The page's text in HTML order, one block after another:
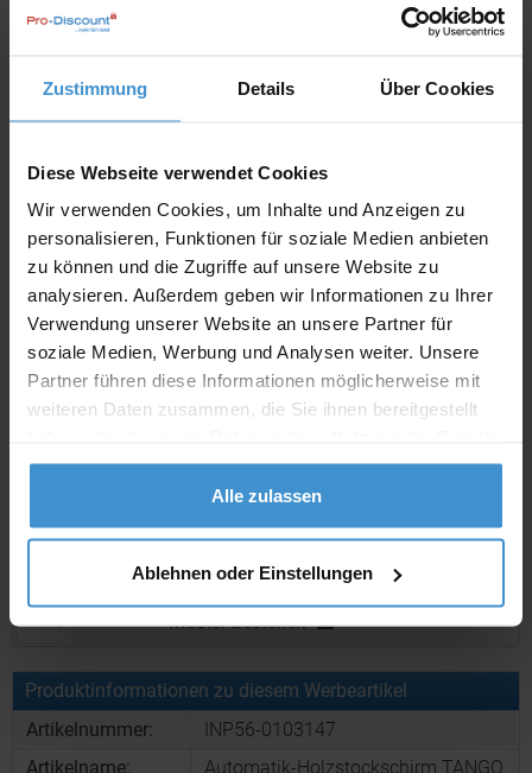
Zustimmung Details Über Cookies
Diese Webseite verwendet Cookies
Wir verwenden Cookies, um Inhalte und Anzeigen zu
personalisieren, Funktionen für soziale Medien anbieten
zu können und die Zugriffe auf unsere Website zu
analysieren. Außerdem geben wir Informationen zu Ihrer
Verwendung unserer Website an unsere Partner für
soziale Medien, Werbung und Analysen weiter. Unsere
Partner führen diese Informationen möglicherweise mit
weiteren Daten zusammen, die Sie ihnen bereitgestellt
gesammelt haben.
Alle zulassen
Ablehnen oder Einstellungen
Individuelle Anfrage
Lieferzeiten
Artikel mit Werbeanbringung: ca. 10 Werktage
Muster mit Ihrer
Artikel ohne Werbeanbringung: ca. 3 - 5 Werktage
Muster bestellen
Produktinformationen zu diesem Werbeartikel
Artikelnummer:
INP56-0103147
Artikelname:
Automatik-Holzstockschirm TANGO